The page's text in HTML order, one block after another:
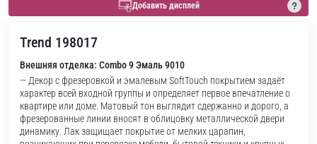
Добавить дисплей
Trend 198017
Внешняя отделка: Combo 9 Эмаль 9010
— Декор с фрезеровкой и эмалевым SoftTouch покрытием задаёт
характер всей входной группы и определяет первое впечатление о
квартире или доме. Матовый тон выглядит сдержанно и дорого, а
фрезерованные линии вносят в облицовку металлической двери
динамику. Лак защищает покрытие от мелких царапин,